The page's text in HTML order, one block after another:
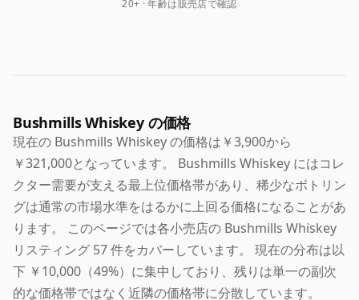
20+ · 年齢は販売店で確認
Bushmills Whiskey の価格
現在の Bushmills Whiskey の価格は￥3,900から
￥321,000となっています。 Bushmills Whiskey にはコレ
クター需要が支える最上位価格帯があり、稀少なボトリン
グは通常の市場水準をはるかに上回る価格になることがあ
ります。 このページでは各小売店の Bushmills Whiskey
リスティング 57 件をカバーしています。 現在の分布は以
下 ￥10,000（49%）に集中しており、残りは単一の副次
的な価格帯ではなく近隣の価格帯に分散しています。